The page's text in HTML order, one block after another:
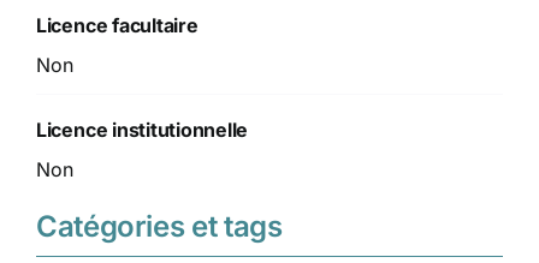
Licence facultaire
Non
Licence institutionnelle
Non
Catégories et tags